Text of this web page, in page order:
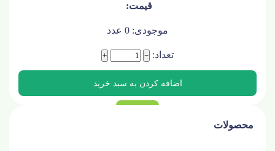
محصولات
موجودی: 0 عدد
تعداد: −
+